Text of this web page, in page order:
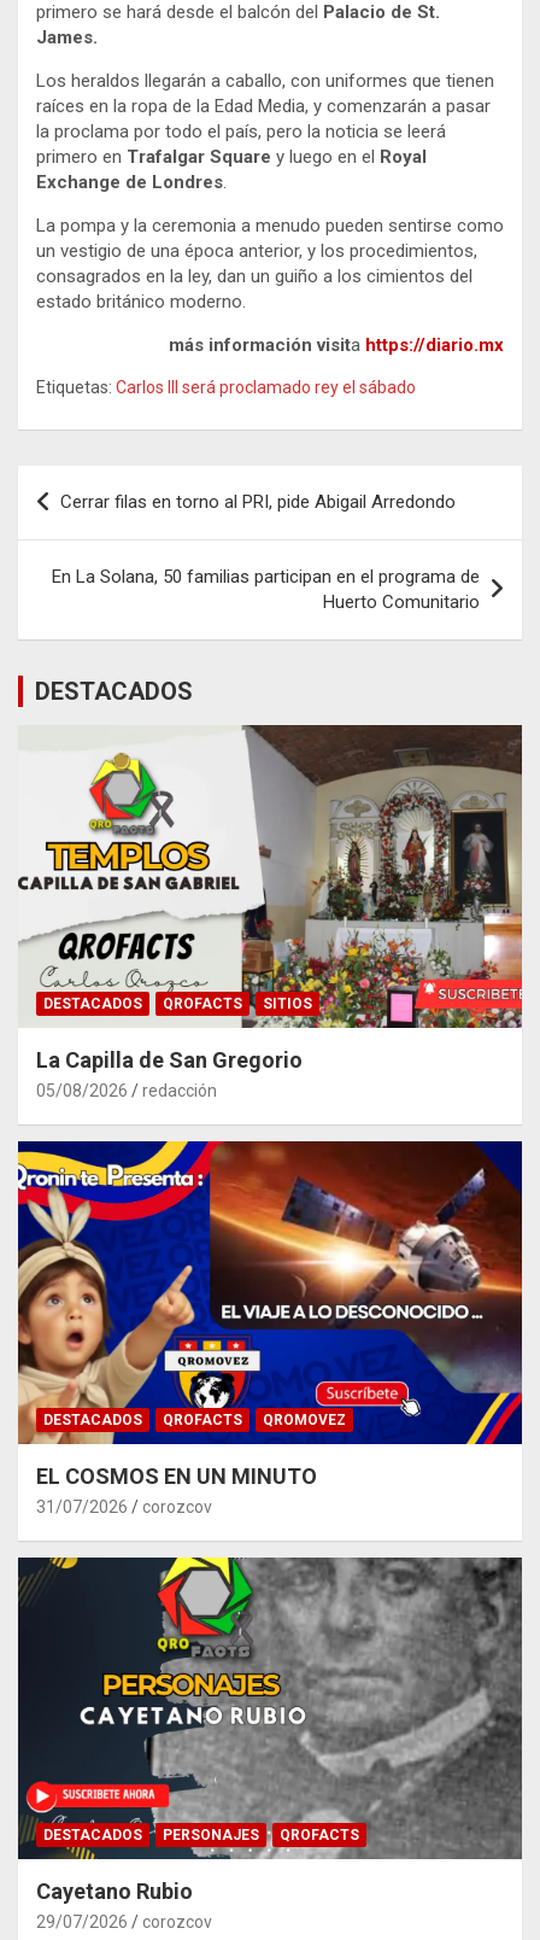
primero se hará desde el balcón del Palacio de St.
James.
Los heraldos llegarán a caballo, con uniformes que tienen
raíces en la ropa de la Edad Media, y comenzarán a pasar
la proclama por todo el país, pero la noticia se leerá
primero en Trafalgar Square y luego en el Royal
Exchange de Londres.
La pompa y la ceremonia a menudo pueden sentirse como
un vestigio de una época anterior, y los procedimientos,
consagrados en la ley, dan un guiño a los cimientos del
estado británico moderno.
más información visita https://diario.mx
Etiquetas: Carlos III será proclamado rey el sábado
Navegación
de
entradas
Cerrar filas en torno al PRI, pide Abigail Arredondo
En La Solana, 50 familias participan en el programa de
Huerto Comunitario
DESTACADOS
DESTACADOS QROFACTS SITIOS
La Capilla de San Gregorio
05/08/2026 redacción
DESTACADOS QROFACTS QROMOVEZ
EL COSMOS EN UN MINUTO
31/07/2026 corozcov
DESTACADOS PERSONAJES QROFACTS
Cayetano Rubio
29/07/2026 corozcov